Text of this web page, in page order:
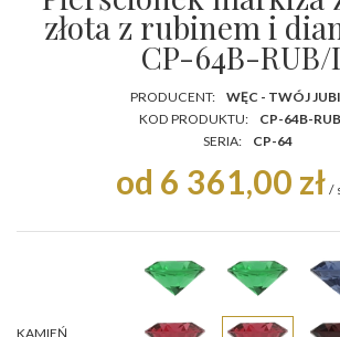
złota z rubinem i
CP-64B-RUB/
PRODUCENT:
WĘC - TWÓJ
KOD PRODUKTU:
CP-64B-
SERIA:
CP-64
od 6 361,00 zł /
KAMIEŃ